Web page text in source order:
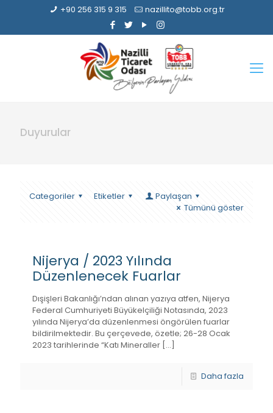
+90 256 315 9 315 nazillito@tobb.org.tr
Duyurular
Categoriler Etiketler
Paylaşan
Tümünü göster
Nijerya / 2023 Yılında
Düzenlenecek Fuarlar
Dışişleri Bakanlığı’ndan alınan yazıya atfen, Nijerya
Federal Cumhuriyeti Büyükelçiliği Notasında, 2023
yılında Nijerya’da düzenlenmesi öngörülen fuarlar
bildirilmektedir. Bu çerçevede, özetle; 26-28 Ocak
2023 tarihlerinde “Katı Mineraller […]
Daha fazla